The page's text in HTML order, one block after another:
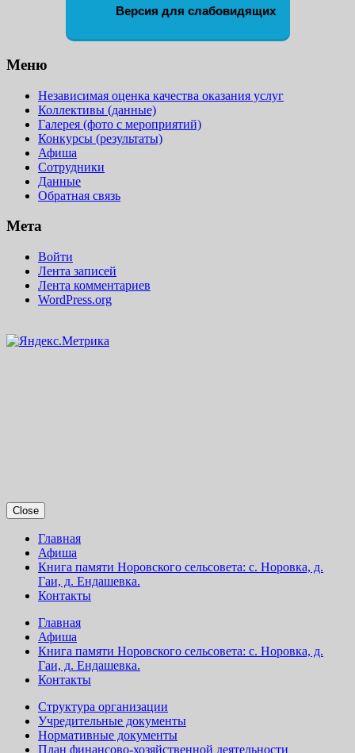
Версия для слабовидящих
Меню
Независимая оценка качества оказания услуг
Коллективы (данные)
Галерея (фото с мероприятий)
Конкурсы (результаты)
Афиша
Сотрудники
Данные
Обратная связь
Мета
Войти
Лента записей
Лента комментариев
WordPress.org
Close
Главная
Афиша
Книга памяти Норовского сельсовета: с. Норовка, д.
Гаи, д. Ендашевка.
Контакты
Главная
Афиша
Книга памяти Норовского сельсовета: с. Норовка, д.
Гаи, д. Ендашевка.
Контакты
Структура организации
Учредительные документы
Нормативные документы
План финансово-хозяйственной деятельности